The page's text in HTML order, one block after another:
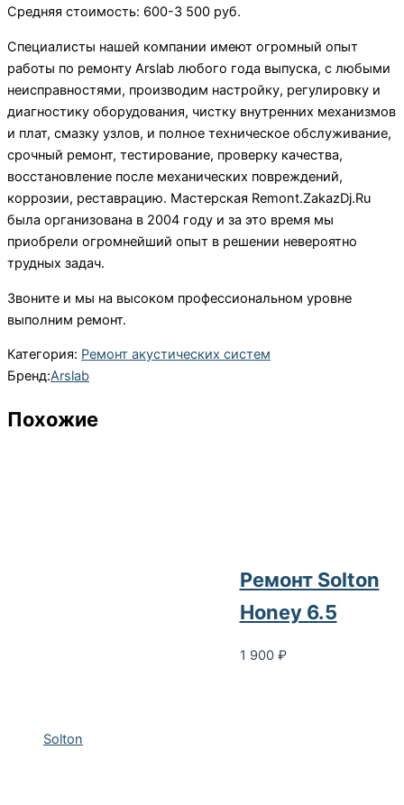
Средняя стоимость: 600-3 500 руб.
Специалисты нашей кoмпании имеют огромный опыт
работы по ремонту Arslab любого года выпуска, с любыми
неисправностями, производим настройку, регулировку и
диагностику оборудования, чистку внутренних механизмов
и плат, смазку узлов, и полное техническое обслуживание,
срочный ремонт, тестирование, проверку качества,
восстановление после механических повреждений,
коррозии, реставрацию. Мастерская Remont.ZakazDj.Ru
была организована в 2004 году и за это время мы
приобрели огромнейший опыт в решении невероятно
трудных задач.
Звоните и мы на высоком профессиональном уровне
выполним ремонт.
Категория: Ремонт акустических систем
Бренд:Arslab
Похожие
Solton
Ремонт Solton
Honey 6.5
1 900 ₽